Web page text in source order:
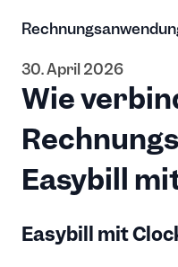
30. April 2026
Wie
Easybill
Easybill mit